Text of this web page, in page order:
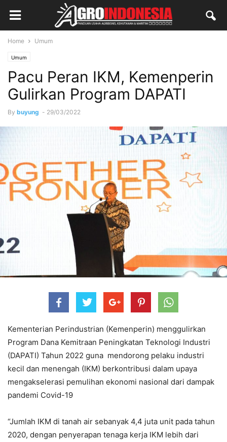
Home Umum
Umum
Pacu Peran IKM, Kemenperin
Gulirkan Program DAPATI
By buyung - 29/03/2022
Kementerian Perindustrian (Kemenperin) menggulirkan
Program Dana Kemitraan Peningkatan Teknologi Industri
(DAPATI) Tahun 2022 guna mendorong pelaku industri
kecil dan menengah (IKM) berkontribusi dalam upaya
mengakselerasi pemulihan ekonomi nasional dari dampak
pandemi Covid-19
“Jumlah IKM di tanah air sebanyak 4,4 juta unit pada tahun
2020, dengan penyerapan tenaga kerja IKM lebih dari